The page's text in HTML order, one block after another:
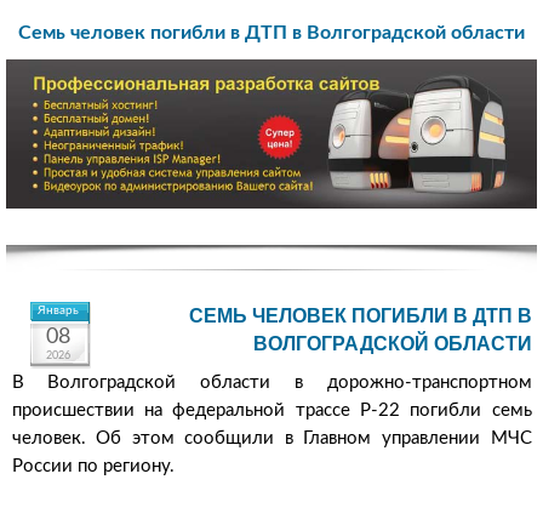
Семь человек погибли в ДТП в Волгоградской области
Январь
08
2026
СЕМЬ ЧЕЛОВЕК ПОГИБЛИ В ДТП В
ВОЛГОГРАДСКОЙ ОБЛАСТИ
В Волгоградской области в дорожно-транспортном
происшествии на федеральной трассе Р-22 погибли семь
человек. Об этом сообщили в Главном управлении МЧС
России по региону.